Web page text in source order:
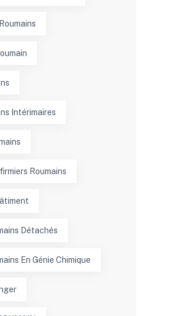
Intérimaires
Roumains
Détachés
En Génie Chimique